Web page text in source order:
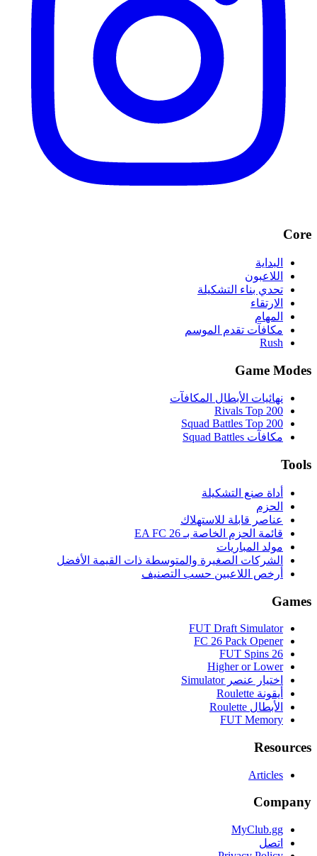
Core
البداية
اللاعبون
تحدي بناء التشكيلة
الارتقاء
المهام
مكافآت تقدم الموسم
Rush
Game Modes
نهائيات الأبطال المكافآت
Rivals Top 200
Squad Battles Top 200
مكافآت Squad Battles
Tools
أداة صنع التشكيلة
الحزم
عناصر قابلة للاستهلاك
قائمة الحزم الخاصة بـ EA FC 26
مولد المباريات
الشركات الصغيرة والمتوسطة ذات القيمة الأفضل
أرخص اللاعبين حسب التصنيف
Games
FUT Draft Simulator
FC 26 Pack Opener
FUT Spins 26
Higher or Lower
اختيار عنصر Simulator
أيقونة Roulette
الأبطال Roulette
FUT Memory
Resources
Articles
Company
MyClub.gg
اتصل